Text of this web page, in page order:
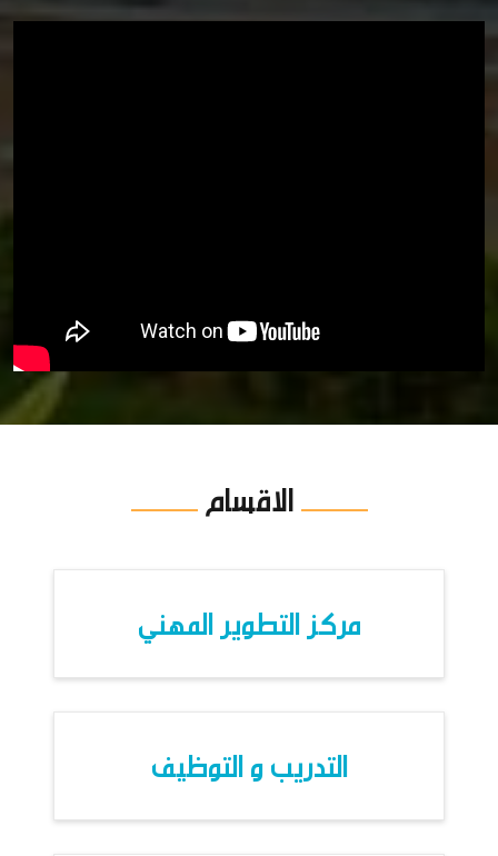
الاقسام
مركز التطوير المهني
التدريب و التوظيف